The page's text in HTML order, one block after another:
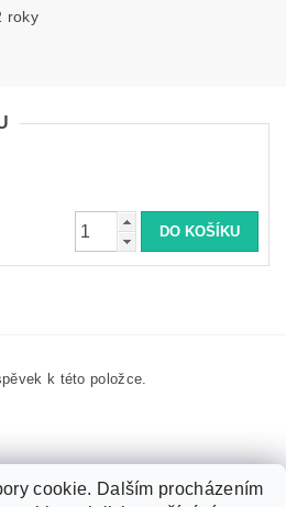
roky
k této položce.
cookie. Dalším procházením